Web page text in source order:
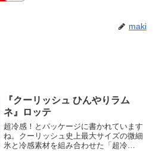
maki
『クーリッシュ ひんやりラム
ネ』ロッテ
超冷感！とパッケージに書かれています
ね。クーリッシュ史上最大サイズの微細
氷と冷感素材を組み合わせた「超冷